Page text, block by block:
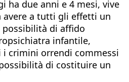
ha due anni e 4 mesi, vive
avere a tutti gli effetti un
possibilità di affido
infantile,
i crimini orrendi commessi
di costituire un